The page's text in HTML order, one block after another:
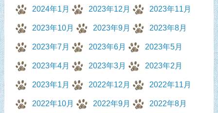
2024年1月 2023年12月 2023年11月
2023年10月 2023年9月 2023年8月
2023年7月 2023年6月 2023年5月
2023年4月 2023年3月 2023年2月
2023年1月 2022年12月 2022年11月
2022年10月 2022年9月 2022年8月